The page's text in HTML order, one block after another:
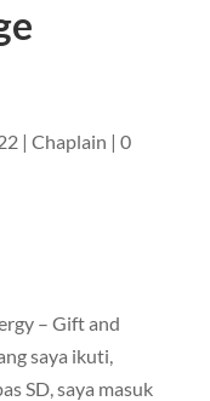
| Chaplain | 0
– Gift and
saya ikuti,
SD, saya masuk